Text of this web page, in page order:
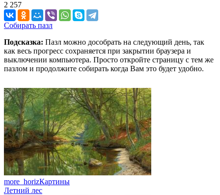
2 257
Собирать пазл
Подсказка: Пазл можно дособрать на следующий день, так
как весь прогресс сохраняется при закрытии браузера и
выключении компьютера. Просто откройте страницу с тем же
пазлом и продолжите собирать когда Вам это будет удобно.
more_horizКартины
Летний лес